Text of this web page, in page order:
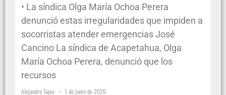
• La síndica Olga María Ochoa Perera
denunció estas irregularidades que impiden a
socorristas atender emergencias José
Cancino La síndica de Acapetahua, Olga
María Ochoa Perera, denunció que los
recursos
Alejandro Tapia 1 de junio de 2026